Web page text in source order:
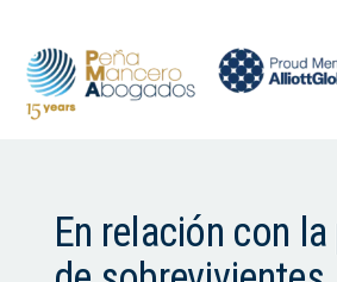
En relación con